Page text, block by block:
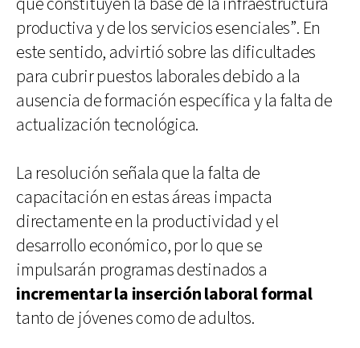
productiva y de los servicios esenciales”. En
este sentido, advirtió sobre las dificultades
para cubrir puestos laborales debido a la
ausencia de formación específica y la falta de
actualización tecnológica.
La resolución señala que la falta de
capacitación en estas áreas impacta
directamente en la productividad y el
desarrollo económico, por lo que se
impulsarán programas destinados a
incrementar la inserción laboral formal
tanto de jóvenes como de adultos.